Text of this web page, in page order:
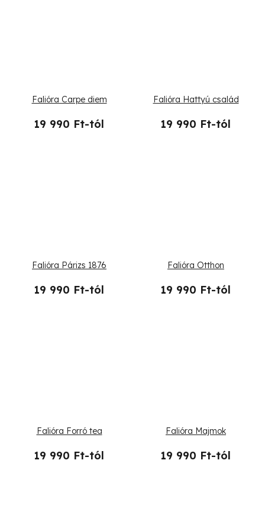
Falióra Carpe diem
19 990 Ft-tól
Falióra Hattyú család
19 990 Ft-tól
Falióra Párizs 1876
19 990 Ft-tól
Falióra Otthon
19 990 Ft-tól
Falióra Forró tea
19 990 Ft-tól
Falióra Majmok
19 990 Ft-tól